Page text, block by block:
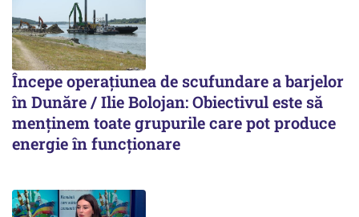
Începe operațiunea de scufundare a barjelor
în Dunăre / Ilie Bolojan: Obiectivul este să
menținem toate grupurile care pot produce
energie în funcționare